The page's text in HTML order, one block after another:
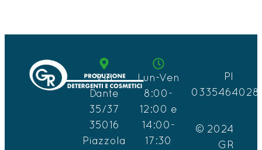
Via
Dante
35/37
35016
Piazzola
Lun-Ven
8:00-
12:00 e
14:00-
17:30
PI
© 2024
GR